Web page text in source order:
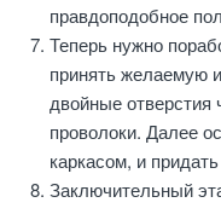
правдоподобное
Теперь нужно
принять желаемую
двойные отверстия
проволоки. Далее
каркасом, и
Заключительный